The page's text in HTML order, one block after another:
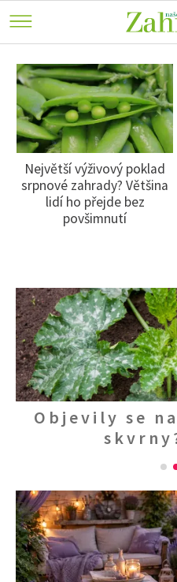
main
content
ATLAS ROSTLIN
Trvalky
Vodní
rostliny
Růže
PRAXE
příroda
Nářadí
a
technika
Užitková
zahrada
ZAHRADNÍ
Ferdinand
Inspirace
Voda
na
zahradě
Stavby
PORADNA
ZAHRADY
Zahrady
slavných
Návštěvy
VOLNÝ ČAS
turistika
Zelená
domácnost
Zajímavosti
SOUTĚŽTE O CENY
KVÍZY A TESTY
Největší výživový poklad
srpnové zahrady? Většina
lidí ho přejde bez
povšimnutí
Objevily se